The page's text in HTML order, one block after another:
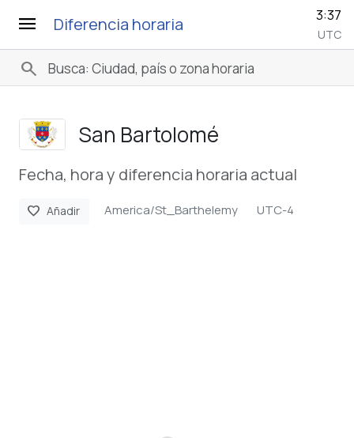
menu Diferencia horaria 3:37
UTC
search
San Bartolomé
Fecha, hora y diferencia horaria actual
favorite Añadir America/St_Barthelemy UTC-4